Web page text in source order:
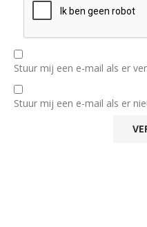
Stuur mij een e-mail als er
Stuur mij een e-mail als er